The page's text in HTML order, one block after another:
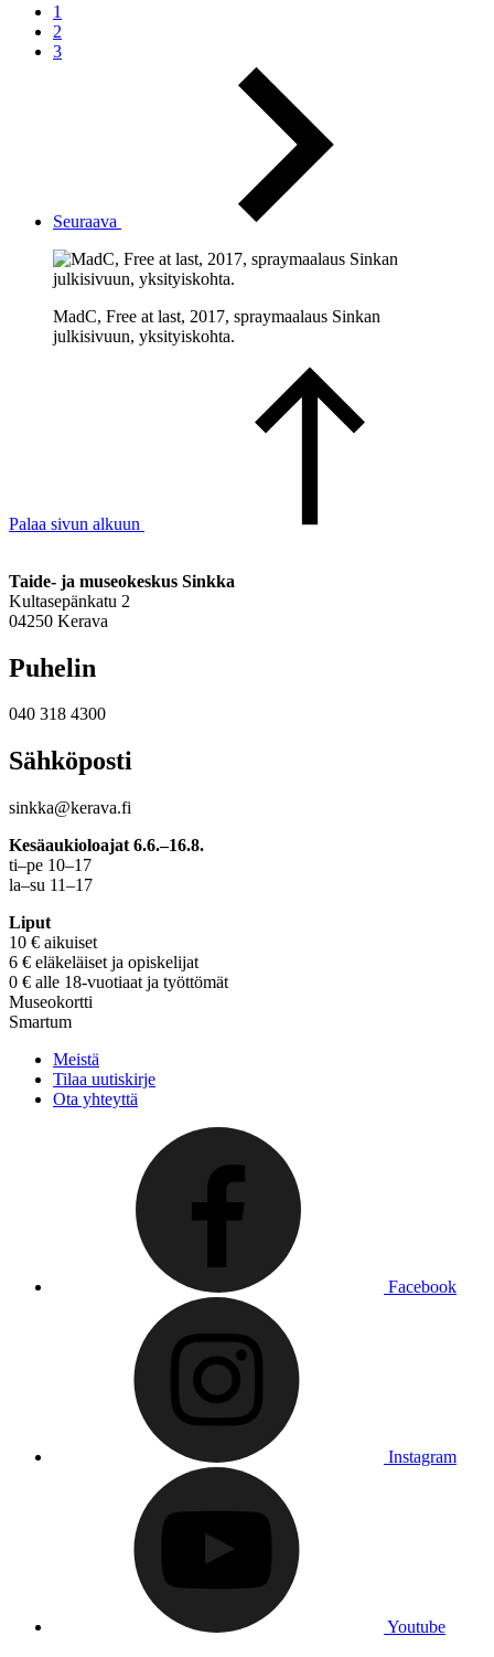
1
2
3
Seuraava
MadC, Free at last, 2017, spraymaalaus Sinkan
julkisivuun, yksityiskohta.
Palaa sivun alkuun
Taide- ja museokeskus Sinkka
Kultasepänkatu 2
04250 Kerava
Puhelin
040 318 4300
Sähköposti
sinkka@kerava.fi
Kesäaukioloajat 6.6.–16.8.
ti–pe 10–17
la–su 11–17
Liput
10 € aikuiset
6 € eläkeläiset ja opiskelijat
0 € alle 18-vuotiaat ja työttömät
Museokortti
Smartum
Meistä
Tilaa uutiskirje
Ota yhteyttä
Facebook
Instagram
Youtube